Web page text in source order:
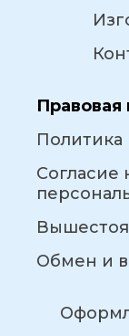
Согласие
Обмен и